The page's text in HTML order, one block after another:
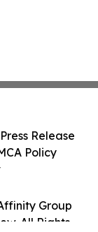
Group
All Rights
Release
Policy